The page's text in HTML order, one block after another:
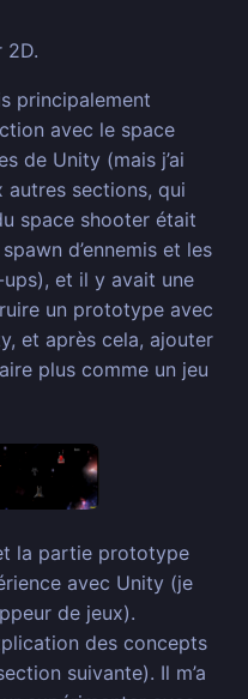
2D.
principalement
avec le space
de Unity (mais j’ai
autres sections, qui
space shooter était
d’ennemis et les
et il y avait une
un prototype avec
et après cela, ajouter
plus comme un jeu
la partie prototype
avec Unity (je
de jeux).
des concepts
suivante). Il m’a